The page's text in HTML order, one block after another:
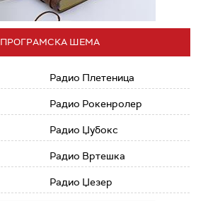
ПРОГРАМСКА ШЕМА
Радио Плетеница
Радио Рокенролер
Радио Џубокс
Радио Вртешка
Радио Џезер